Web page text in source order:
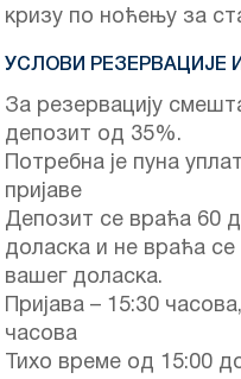
кризу по ноћењу за
УСЛОВИ РЕЗЕРВАЦИЈЕ
За резервацију
депозит од 35%.
Потребна је пуна
пријаве
Депозит се враћа 60
доласка и не враћа
вашег доласка.
Пријава – 15:30
часова
Тихо време од 15:00